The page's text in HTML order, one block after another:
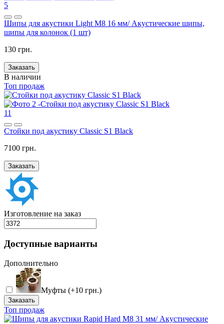
5
Шипы для акустики Light M8 16 мм/ Акустические шипы,
шипы для колонок (1 шт)
130 грн.
Заказать
В наличии
Топ продаж
11
Стойки под акустику Classic S1 Black
7100 грн.
Заказать
Изготовление на заказ
Доступные варианты
Дополнительно
Муфты (+10 грн.)
Заказать
Топ продаж